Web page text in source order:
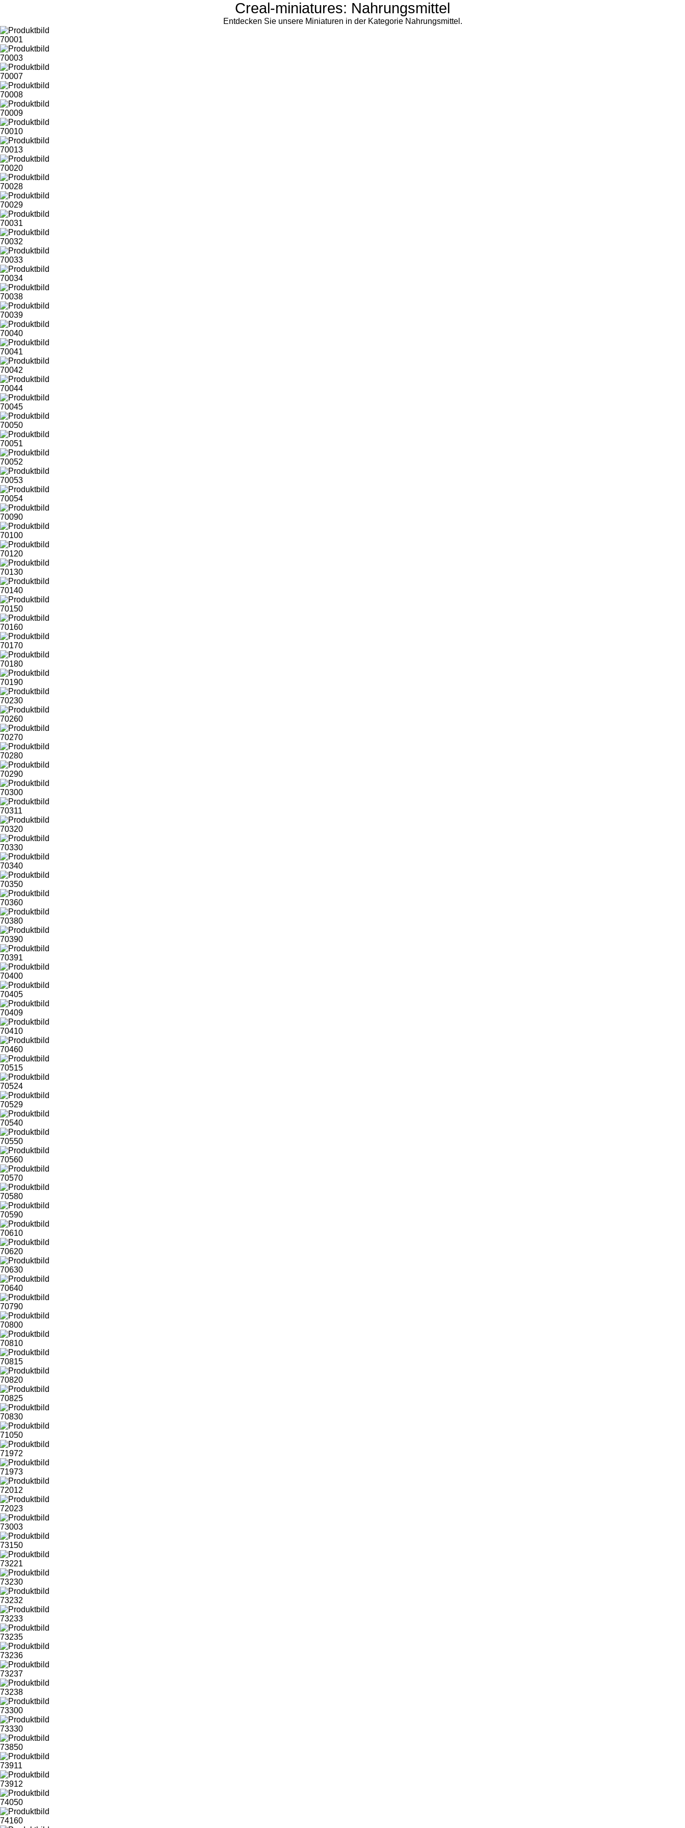
Creal-miniatures: Nahrungsmittel
Entdecken Sie unsere Miniaturen in der Kategorie Nahrungsmittel.
70001
70003
70007
70008
70009
70010
70013
70020
70028
70029
70031
70032
70033
70034
70038
70039
70040
70041
70042
70044
70045
70050
70051
70052
70053
70054
70090
70100
70120
70130
70140
70150
70160
70170
70180
70190
70230
70260
70270
70280
70290
70300
70311
70320
70330
70340
70350
70360
70380
70390
70391
70400
70405
70409
70410
70460
70515
70524
70529
70540
70550
70560
70570
70580
70590
70610
70620
70630
70640
70790
70800
70810
70815
70820
70825
70830
71050
71972
71973
72012
72023
73003
73150
73221
73230
73232
73233
73235
73236
73237
73238
73300
73330
73850
73911
73912
74050
74160